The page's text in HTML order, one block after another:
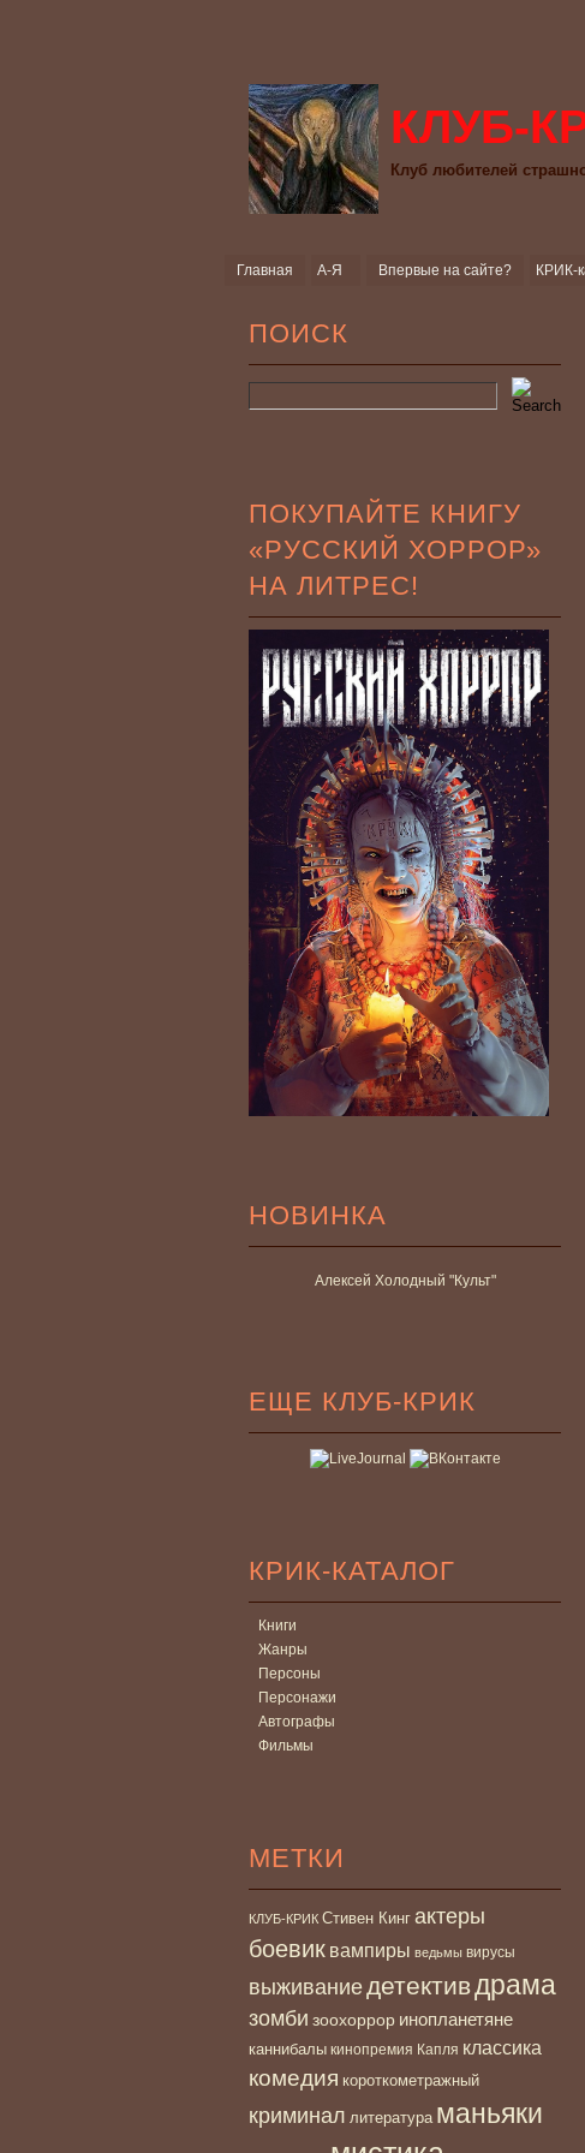
КЛУБ-
Клуб любителей
Главная А-Я Впервые на сайте? КРИК-
ПОИСК
ПОКУПАЙТЕ КНИГУ
«РУССКИЙ ХОРРОР»
НА ЛИТРЕС!
НОВИНКА
Алексей Холодный "Культ"
ЕЩЕ КЛУБ-КРИК
КРИК-КАТАЛОГ
Книги
Жанры
Персоны
Персонажи
Автографы
Фильмы
МЕТКИ
КЛУБ-КРИК Стивен Кинг актеры
боевик вампиры ведьмы вирусы
выживаниедетективдрама
зомби зоохоррор инопланетяне
каннибалы кинопремия Капля классика
комедия короткометражный
криминал литература маньяки